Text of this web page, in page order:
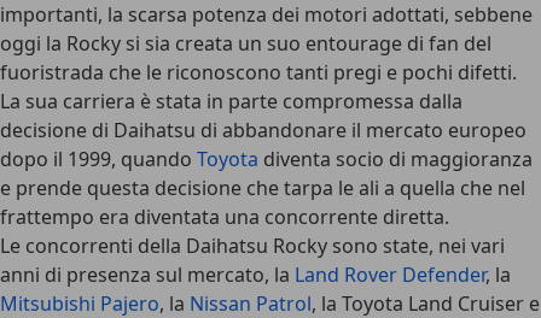
importanti, la scarsa potenza dei motori adottati, sebbene
oggi la Rocky si sia creata un suo entourage di fan del
fuoristrada che le riconoscono tanti pregi e pochi difetti.
La sua carriera è stata in parte compromessa dalla
decisione di Daihatsu di abbandonare il mercato europeo
dopo il 1999, quando Toyota diventa socio di maggioranza
e prende questa decisione che tarpa le ali a quella che nel
frattempo era diventata una concorrente diretta.
Le concorrenti della Daihatsu Rocky sono state, nei vari
anni di presenza sul mercato, la Land Rover Defender, la
Mitsubishi Pajero, la Nissan Patrol, la Toyota Land Cruiser e